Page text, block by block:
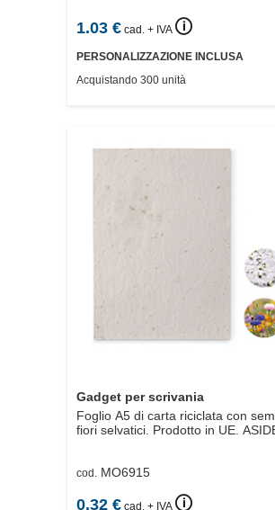
1.03 € cad. + IVA 🛈
PERSONALIZZAZIONE INCLUSA
Acquistando 300 unità
Gadget per scrivania
Foglio A5 di carta riciclata con
fiori selvatici. Prodotto in UE.
cod. MO6915
0.32 € cad. + IVA 🛈